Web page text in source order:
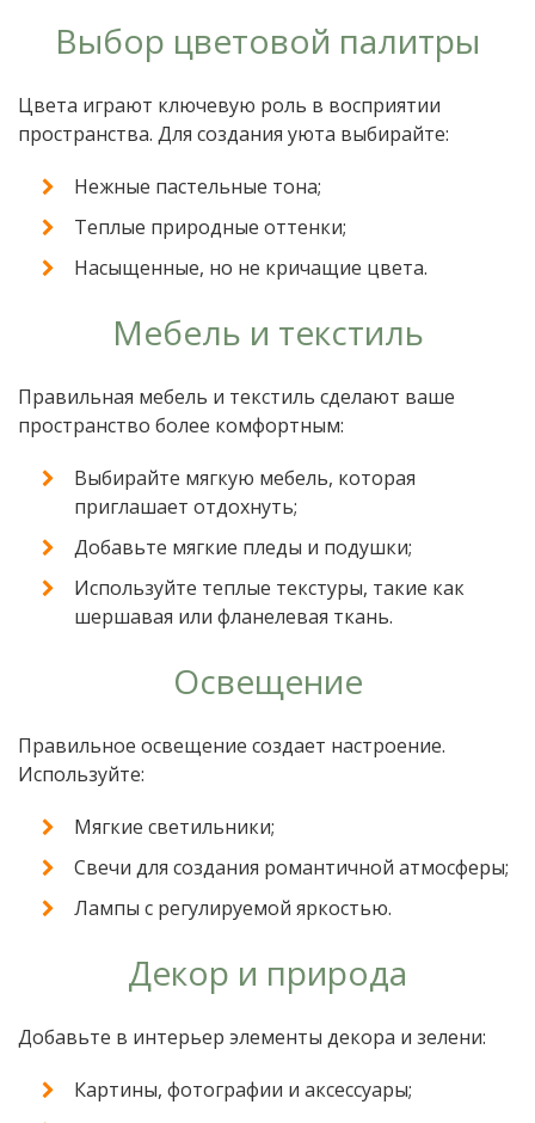
Выбор цветовой палитры
Цвета играют ключевую роль в восприятии
пространства. Для создания уюта выбирайте:
Нежные пастельные тона;
Теплые природные оттенки;
Насыщенные, но не кричащие цвета.
Мебель и текстиль
Правильная мебель и текстиль сделают ваше
пространство более комфортным:
Выбирайте мягкую мебель, которая
приглашает отдохнуть;
Добавьте мягкие пледы и подушки;
Используйте теплые текстуры, такие как
шершавая или фланелевая ткань.
Освещение
Правильное освещение создает настроение.
Используйте:
Мягкие светильники;
Свечи для создания романтичной атмосферы;
Лампы с регулируемой яркостью.
Декор и природа
Добавьте в интерьер элементы декора и зелени:
Картины, фотографии и аксессуары;